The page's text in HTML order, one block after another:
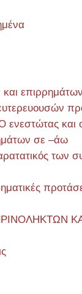
και επιρρημάτων
και
σε –άω
των